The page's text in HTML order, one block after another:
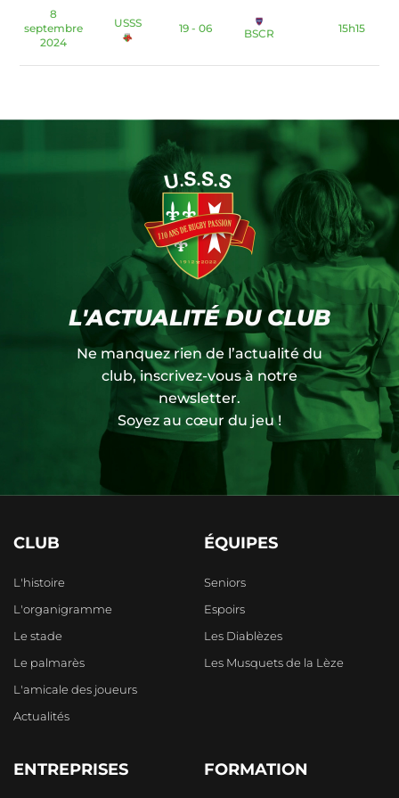
8
septembre
2024
USSS 19 - 06 BSCR 15h15
L'ACTUALITÉ DU CLUB
Ne manquez rien de l’actualité du
club, inscrivez-vous à notre
newsletter.
Soyez au cœur du jeu !
CLUB
L'histoire
L'organigramme
Le stade
Le palmarès
L'amicale des joueurs
Actualités
ÉQUIPES
Seniors
Espoirs
Les Diablèzes
Les Musquets de la Lèze
ENTREPRISES FORMATION